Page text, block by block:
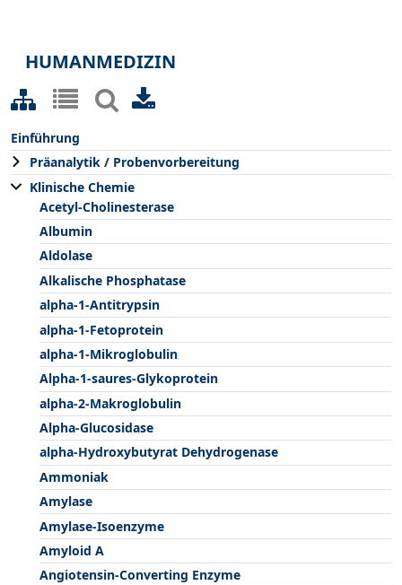
HUMANMEDIZIN
Einführung
Präanalytik / Probenvorbereitung
Klinische Chemie
Acetyl-Cholinesterase
Albumin
Aldolase
Alkalische Phosphatase
alpha-1-Antitrypsin
alpha-1-Fetoprotein
alpha-1-Mikroglobulin
Alpha-1-saures-Glykoprotein
alpha-2-Makroglobulin
Alpha-Glucosidase
alpha-Hydroxybutyrat Dehydrogenase
Ammoniak
Amylase
Amylase-Isoenzyme
Amyloid A
Angiotensin-Converting Enzyme